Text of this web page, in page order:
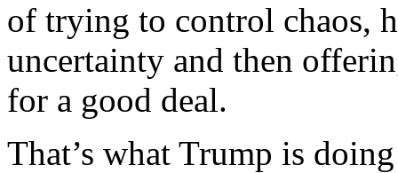
of trying to control chaos,
uncertainty and then
for a good deal.
That’s what Trump is doing